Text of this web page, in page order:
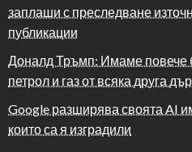
заплаши с преследване
публикации
Доналд Тръмп: Имаме повече
петрол и газ от всяка друга
Google разширява своята AI
които са я изградили